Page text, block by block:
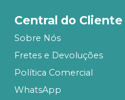
Central do Cliente
Sobre Nós
Fretes e Devoluções
Política Comercial
WhatsApp